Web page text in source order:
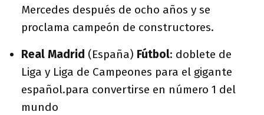
Mercedes después de ocho años y se
proclama campeón de constructores.
Real Madrid (España) Fútbol: doblete de
Liga y Liga de Campeones para el gigante
español.para convertirse en número 1 del
mundo